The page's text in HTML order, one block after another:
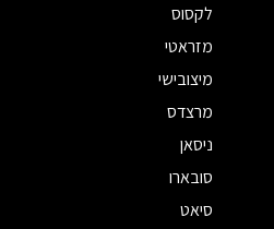
לקסוס
מזראטי
מיצובישי
מרצדס
ניסאן
סובארו
סיאט